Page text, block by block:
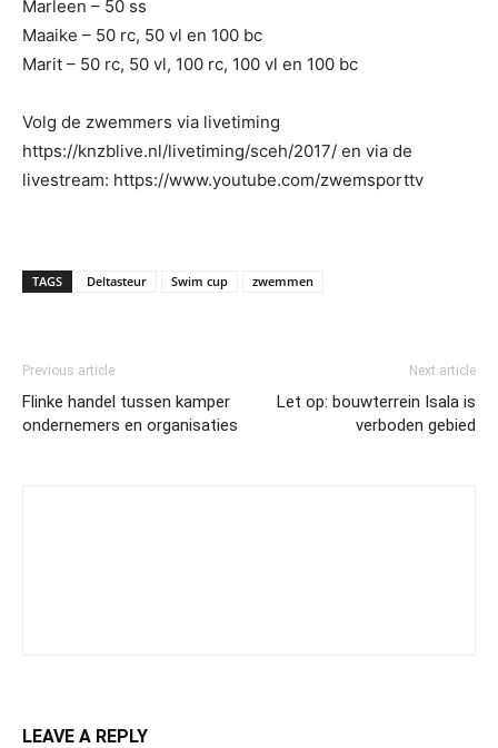
Marleen – 50 ss
Maaike – 50 rc, 50 vl en 100 bc
Marit – 50 rc, 50 vl, 100 rc, 100 vl en 100 bc
Volg de zwemmers via livetiming
https://knzblive.nl/livetiming/sceh/2017/ en via de
livestream: https://www.youtube.com/zwemsporttv
TAGS Deltasteur Swim cup zwemmen
Previous article
Flinke handel tussen kamper
ondernemers en organisaties
Next article
Let op: bouwterrein Isala is
verboden gebied
LEAVE A REPLY